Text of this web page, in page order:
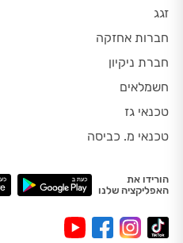
זגג
חברות אחזקה
חברת ניקיון
חשמלאים
טכנאי גז
טכנאי מ. כביסה
הורידו את
האפליקציה שלנו